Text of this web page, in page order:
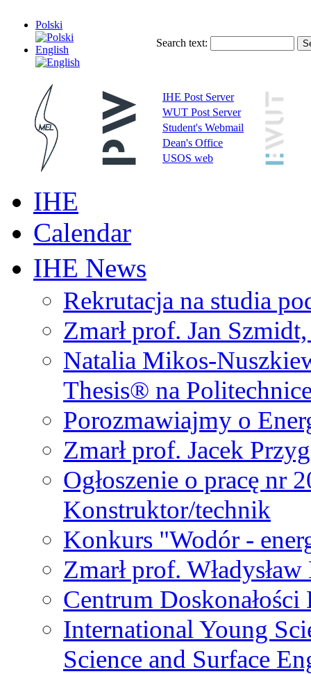
Polski
English
Search text:
IHE Post Server
WUT Post Server
Student's Webmail
Dean's Office
USOS web
IHE
Calendar
IHE News
Rekrutacja na studia
Zmarł prof. Jan
Natalia Mikos-
Thesis® na
Porozmawiajmy o
Zmarł prof. Jacek
Ogłoszenie o pracę nr
Konstruktor/technik
Konkurs "Wodór -
Zmarł prof.
Centrum
International Young
Science and Surface